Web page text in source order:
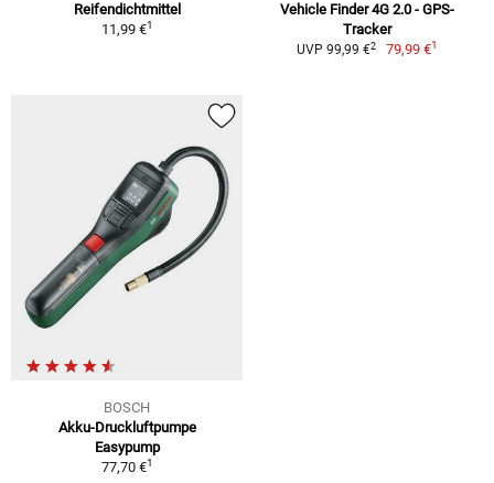
Reifendichtmittel
11,99 €1
Vehicle Finder 4G 2.0 - GPS-
Tracker
UVP 99,99 €2 79,99 €1
BOSCH
Akku-Druckluftpumpe
Easypump
77,70 €1